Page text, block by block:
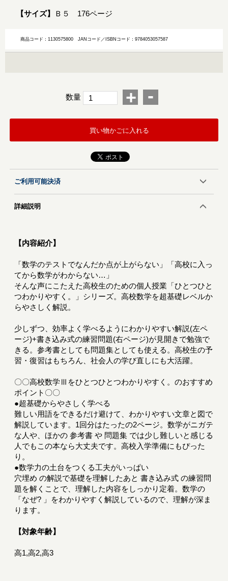
【サイズ】 Ｂ５ 176ページ
商品コード：1130575800JANコード／ISBNコード：9784053057587
数量 + -
買い物かごに入れる
ご利用可能決済
詳細説明
【内容紹介】
「数学のテストでなんだか点が上がらない」「高校に入っ
てから数学がわからない…」
そんな声にこたえた高校生のための個人授業「ひとつひと
つわかりやすく。」シリーズ。高校数学を超基礎レベルか
らやさしく解説。
少しずつ、効率よく学べるようにわかりやすい解説(左ペ
ージ)+書き込み式の練習問題(右ページ)が見開きで勉強で
きる。参考書としても問題集としても使える。高校生の予
習・復習はもちろん、社会人の学び直しにも大活躍。
〇〇高校数学Ⅲをひとつひとつわかりやすく。のおすすめ
ポイント〇〇
●超基礎からやさしく学べる
難しい用語をできるだけ避けて、わかりやすい文章と図で
解説しています。1回分はたったの2ページ。数学がニガテ
な人や、ほかの 参考書 や 問題集 では少し難しいと感じる
人でもこの本なら大丈夫です。高校入学準備にもぴった
り。
●数学力の土台をつくる工夫がいっぱい
穴埋め の解説で基礎を理解したあと 書き込み式 の練習問
題を解くことで、理解した内容をしっかり定着。数学の
「なぜ? 」をわかりやすく解説しているので、理解が深ま
ります。
【対象年齢】
高1,高2,高3